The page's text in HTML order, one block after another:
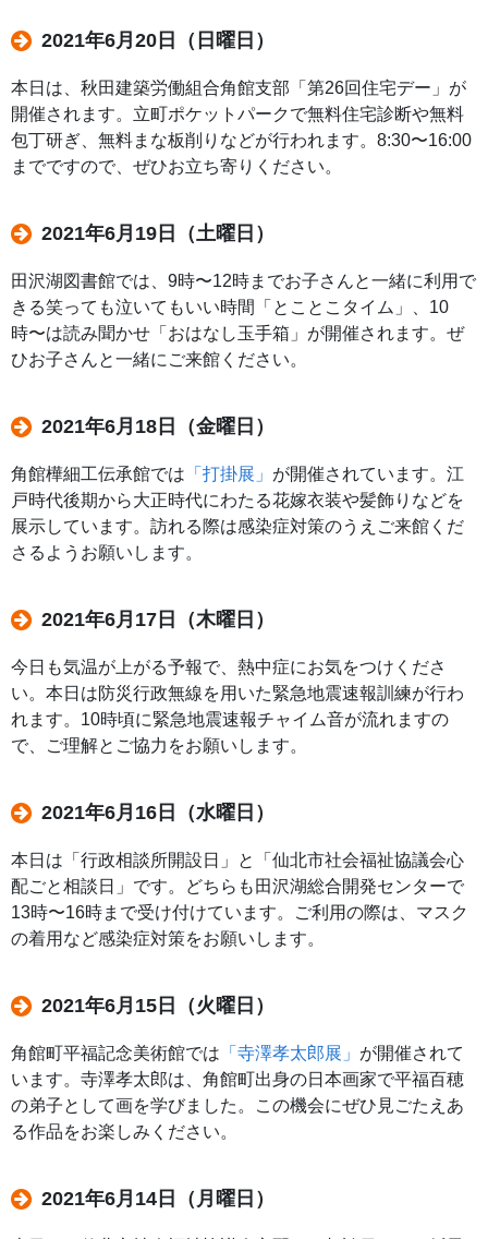
2021年6月20日（日曜日）
本日は、秋田建築労働組合角館支部「第26回住宅デー」が
開催されます。立町ポケットパークで無料住宅診断や無料
包丁研ぎ、無料まな板削りなどが行われます。8:30〜16:00
までですので、ぜひお立ち寄りください。
2021年6月19日（土曜日）
田沢湖図書館では、9時〜12時までお子さんと一緒に利用で
きる笑っても泣いてもいい時間「とことこタイム」、10
時〜は読み聞かせ「おはなし玉手箱」が開催されます。ぜ
ひお子さんと一緒にご来館ください。
2021年6月18日（金曜日）
角館樺細工伝承館では 「打掛展」 が開催されています。江
戸時代後期から大正時代にわたる花嫁衣装や髪飾りなどを
展示しています。訪れる際は感染症対策のうえご来館くだ
さるようお願いします。
2021年6月17日（木曜日）
今日も気温が上がる予報で、熱中症にお気をつけくださ
い。本日は防災行政無線を用いた緊急地震速報訓練が行わ
れます。10時頃に緊急地震速報チャイム音が流れますの
で、ご理解とご協力をお願いします。
2021年6月16日（水曜日）
本日は「行政相談所開設日」と「仙北市社会福祉協議会心
配ごと相談日」です。どちらも田沢湖総合開発センターで
13時〜16時まで受け付けています。ご利用の際は、マスク
の着用など感染症対策をお願いします。
2021年6月15日（火曜日）
角館町平福記念美術館では 「寺澤孝太郎展」 が開催されて
います。寺澤孝太郎は、角館町出身の日本画家で平福百穂
の弟子として画を学びました。この機会にぜひ見ごたえあ
る作品をお楽しみください。
2021年6月14日（月曜日）